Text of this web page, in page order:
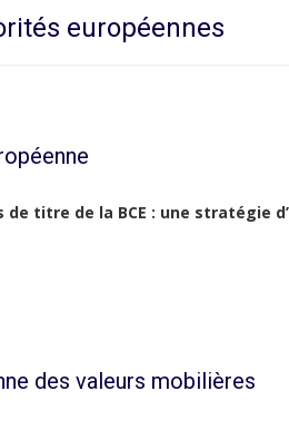
européennes
de titre de la BCE : une stratégie
des valeurs mobilières